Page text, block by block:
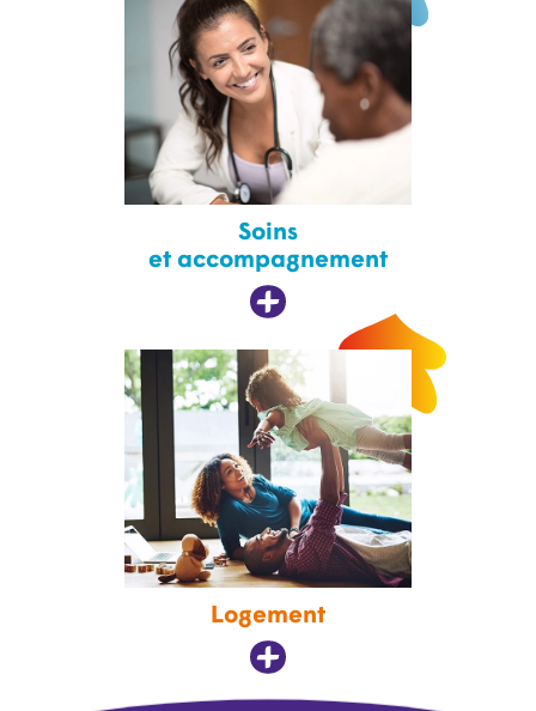
Soins
et accompagnement
Logement